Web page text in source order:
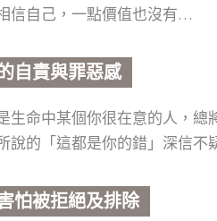
信自己，一點價值也沒有…
自責與罪惡感
生命中某個你很在意的人，總
說的「這都是你的錯」深信不
怕被拒絕及排除